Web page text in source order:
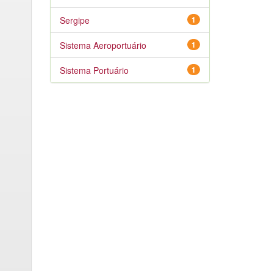
1
Sergipe
1
Sistema Aeroportuário
1
Sistema Portuário